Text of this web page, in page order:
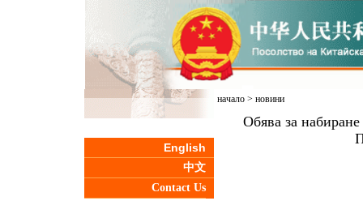
English
中文
Contact Us
начало> новини
Обява за